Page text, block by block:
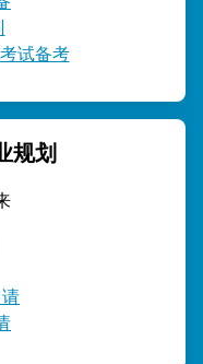
试备考
规划